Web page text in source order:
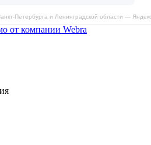
и Ленинградской области —